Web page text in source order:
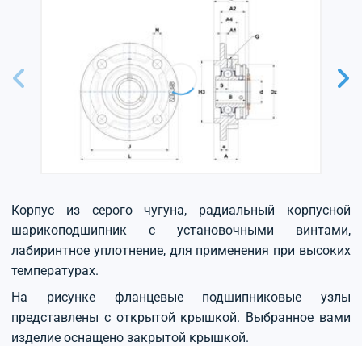
Корпус из серого чугуна, радиальный корпусной
шарикоподшипник с установочными винтами,
лабиринтное уплотнение, для применения при высоких
температурах.
На рисунке фланцевые подшипниковые узлы
представлены с открытой крышкой. Выбранное вами
изделие оснащено закрытой крышкой.